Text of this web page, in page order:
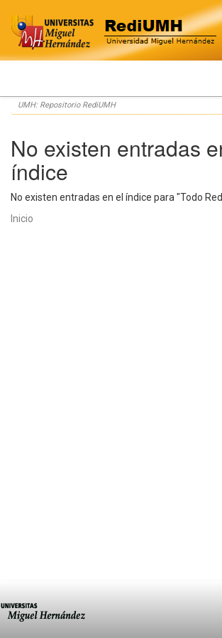
Skip
navigation
UMH: Repositorio RediUMH
No existen entradas
índice
No existen entradas en el índice para "Todo
Inicio